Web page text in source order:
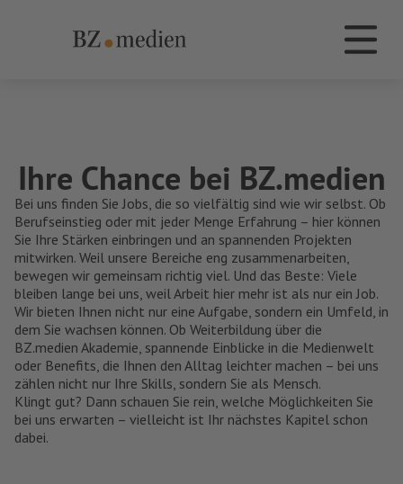
Ihre Chance bei BZ.medien
Bei uns finden Sie Jobs, die so vielfältig sind wie wir selbst. Ob
Berufseinstieg oder mit jeder Menge Erfahrung – hier können
Sie Ihre Stärken einbringen und an spannenden Projekten
mitwirken. Weil unsere Bereiche eng zusammenarbeiten,
bewegen wir gemeinsam richtig viel. Und das Beste: Viele
bleiben lange bei uns, weil Arbeit hier mehr ist als nur ein Job.
Wir bieten Ihnen nicht nur eine Aufgabe, sondern ein Umfeld, in
dem Sie wachsen können. Ob Weiterbildung über die
BZ.medien Akademie, spannende Einblicke in die Medienwelt
oder Benefits, die Ihnen den Alltag leichter machen – bei uns
zählen nicht nur Ihre Skills, sondern Sie als Mensch.
Klingt gut? Dann schauen Sie rein, welche Möglichkeiten Sie
bei uns erwarten – vielleicht ist Ihr nächstes Kapitel schon
dabei.